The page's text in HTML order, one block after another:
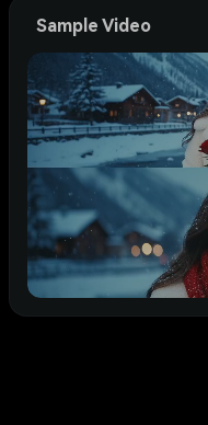
Sample Video